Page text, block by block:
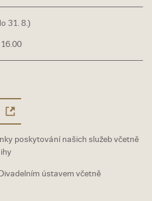
31. 8.)
poskytování našich služeb včetně
ústavem včetně